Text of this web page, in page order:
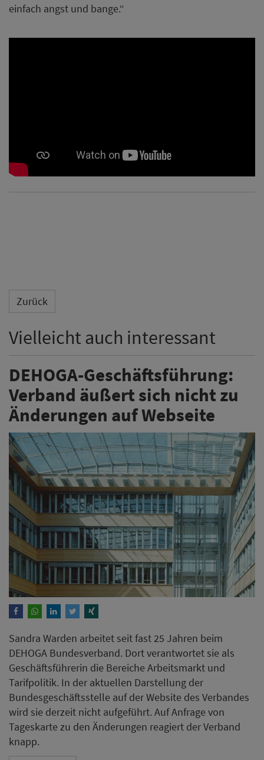
einfach angst und bange.“
Zurück
Vielleicht auch interessant
DEHOGA-Geschäftsführung:
Verband äußert sich nicht zu
Änderungen auf Webseite
Sandra Warden arbeitet seit fast 25 Jahren beim
DEHOGA Bundesverband. Dort verantwortet sie als
Geschäftsführerin die Bereiche Arbeitsmarkt und
Tarifpolitik. In der aktuellen Darstellung der
Bundesgeschäftsstelle auf der Website des Verbandes
wird sie derzeit nicht aufgeführt. Auf Anfrage von
Tageskarte zu den Änderungen reagiert der Verband
knapp.